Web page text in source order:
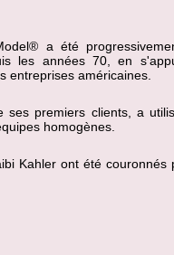
® a été
les années 70, en
entreprises américaines.
ses premiers clients, a
homogènes.
Kahler ont été